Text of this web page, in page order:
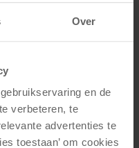
Over
en de
verbeteren, te
advertenties te
toestaan’ om cookies